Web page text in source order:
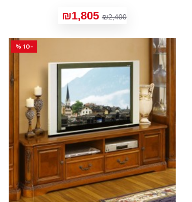
₪2,400
₪1,805
-10 %